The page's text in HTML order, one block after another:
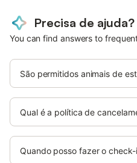
Precisa de ajuda?
You can find answers to
São permitidos animais de
Qual é a política de
Quando posso fazer o check-